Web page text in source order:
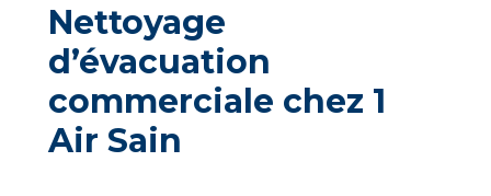
Nеttoyagе
d’évacuation
commеrcialе chеz 1
Air Sain